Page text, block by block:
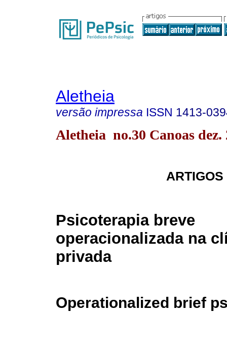
Aletheia
versão impressa ISSN 1413-
Aletheia no.30 Canoas dez.
Psicoterapia breve
operacionalizada na
privada
Operationalized brief